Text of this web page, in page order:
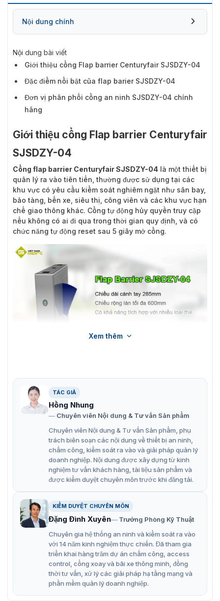
Nội dung chính
Nội dung bài viết
Giới thiệu cổng Flap barrier Centuryfair SJSDZY-04
Đặc điểm nổi bật của flap barier SJSDZY-04
Đơn vị phân phối cổng an ninh SJSDZY-04 chính
hãng
Giới thiệu cổng Flap barrier Centuryfair
SJSDZY-04
Cổng flap barrier Centuryfair SJSDZY-04 là một thiết bị
quản lý ra vào tiên tiến, thường được sử dụng tại các
khu vực có yêu cầu kiểm soát nghiêm ngặt như sân bay,
bảo tàng, bến xe, siêu thị, công viên và các khu vực hạn
chế giao thông khác. Cổng tự động hủy quyền truy cập
nếu không có ai đi qua trong thời gian quy định, và có
chức năng tự động reset sau 5 giây mở cổng.
Đặc điểm nổi bật của flap barier
SJSDZY-04
Với thiết kế hiện đại và tính năng ưu việt, SJSDZY-04
mang đến giải pháp an ninh hiệu quả và linh hoạt, phù
hợp với nhiều nhu cầu khác nhau như kiểm soát truy
cập, điểm danh thời gian và thu phí.
Động cơ DC 24V chổi than.
Chiều rộng làn tối đa 600mm.
Hoạt động theo một chiều hoặc hai chiều.
Tính năng kiểm tra tự động và báo động khi gặp sự
Trang bị cơ cấu cơ khí và cảm biến chống kẹp tự
Xem thêm
TÁC GIẢ
Hồng Nhung
Chuyên viên Nội dung & Tư vấn Sản phẩm
Chuyên viên Nội dung & Tư vấn Sản phẩm, phụ
trách biên soạn các nội dung về thiết bị an ninh,
chấm công, kiểm soát ra vào và giải pháp quản lý
doanh nghiệp. Nội dung được xây dựng từ kinh
nghiệm tư vấn khách hàng, tài liệu sản phẩm và
được kiểm duyệt chuyên môn trước khi đăng tải.
KIỂM DUYỆT CHUYÊN MÔN
Đặng Đình Xuyên
Trưởng Phòng Kỹ Thuật
Chuyên gia hệ thống an ninh và kiểm soát ra vào
với 14 năm kinh nghiệm thực chiến. Đã tham gia
triển khai hàng trăm dự án chấm công, access
control, cổng xoay và bãi xe thông minh, đồng
thời tư vấn, xử lý các giải pháp hạ tầng mạng và
phần mềm quản lý doanh nghiệp.